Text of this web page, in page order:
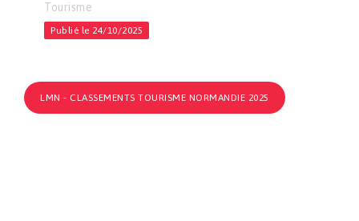
Tourisme
Publié le 24/10/2025
LMN - CLASSEMENTS TOURISME NORMANDIE 2025